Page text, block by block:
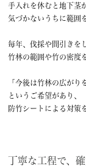
手入れを休むと地下茎
気づかないうちに範囲
毎年、伐採や間引きをし
竹林の範囲や竹の密度
「今後は竹林の広がり
というご希望があり、
防竹シートによる対策
丁寧な工程で、